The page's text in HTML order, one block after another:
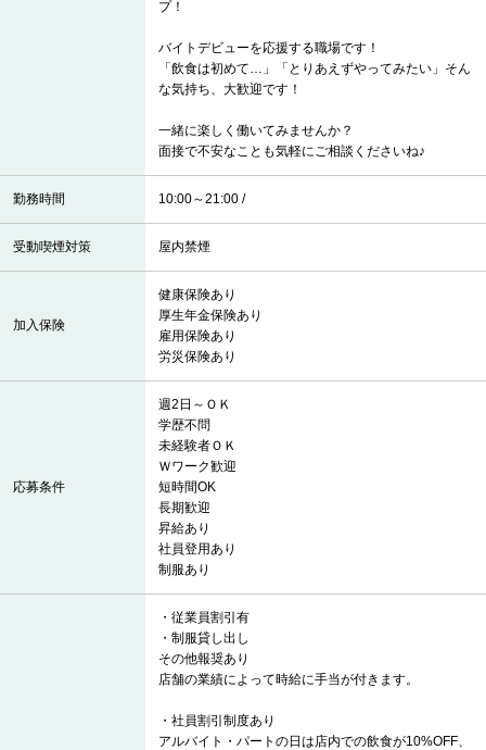
プ！
バイトデビューを応援する職場です！
「飲食は初めて…」「とりあえずやってみたい」そん
な気持ち、大歓迎です！
一緒に楽しく働いてみませんか？
面接で不安なことも気軽にご相談くださいね♪
勤務時間 10:00～21:00 /
受動喫煙対策 屋内禁煙
加入保険
健康保険あり
厚生年金保険あり
雇用保険あり
労災保険あり
応募条件
週2日～ＯＫ
学歴不問
未経験者ＯＫ
Ｗワーク歓迎
短時間OK
長期歓迎
昇給あり
社員登用あり
制服あり
・従業員割引有
・制服貸し出し
その他報奨あり
店舗の業績によって時給に手当が付きます。
・社員割引制度あり
アルバイト・パートの日は店内での飲食が10%OFF、